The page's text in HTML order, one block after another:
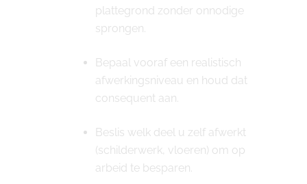
plattegrond zonder onnodige
sprongen.
Bepaal vooraf een realistisch
afwerkingsniveau en houd dat
consequent aan.
Beslis welk deel u zelf afwerkt
(schilderwerk, vloeren) om op
arbeid te besparen.